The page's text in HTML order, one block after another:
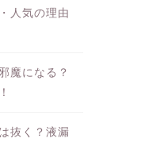
人気の理由
魔になる？
抜く？液漏